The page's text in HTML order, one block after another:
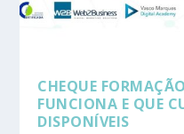
CHEQUE
FUNCIONA E QUE
DISPONÍVEIS